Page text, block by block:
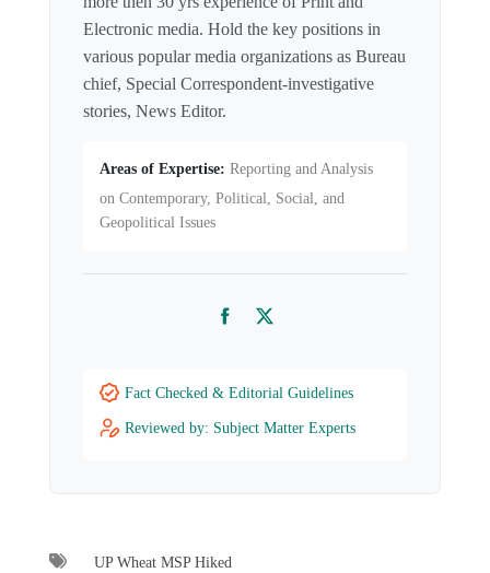
Electronic media. Hold the key positions in
various popular media organizations as Bureau
chief, Special Correspondent-investigative
stories, News Editor.
Areas of Expertise: Reporting and Analysis
on Contemporary, Political, Social, and
Geopolitical Issues
FacebookTwitter
Fact Checked & Editorial Guidelines
Reviewed by: Subject Matter Experts
UP Wheat MSP Hiked